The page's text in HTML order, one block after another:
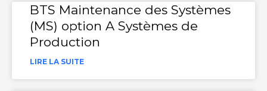
BTS Maintenance des Systèmes
(MS) option A Systèmes de
Production
LIRE LA SUITE